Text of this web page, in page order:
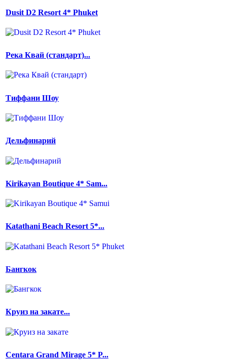
Dusit D2 Resort 4* Phuket
Река Квай (стандарт)...
Тиффани Шоу
Дельфинарий
Kirikayan Boutique 4* Sam...
Katathani Beach Resort 5*...
Бангкок
Круиз на закате...
Centara Grand Mirage 5* P...